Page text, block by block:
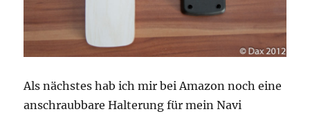
Als nächstes hab ich mir bei Amazon noch eine
anschraubbare Halterung für mein Navi